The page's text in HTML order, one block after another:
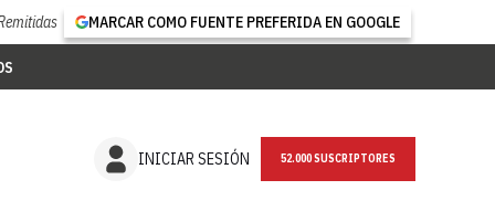
MARCAR COMO FUENTE PREFERIDA EN GOOGLE
INICIAR SESIÓN NEWSLETTER